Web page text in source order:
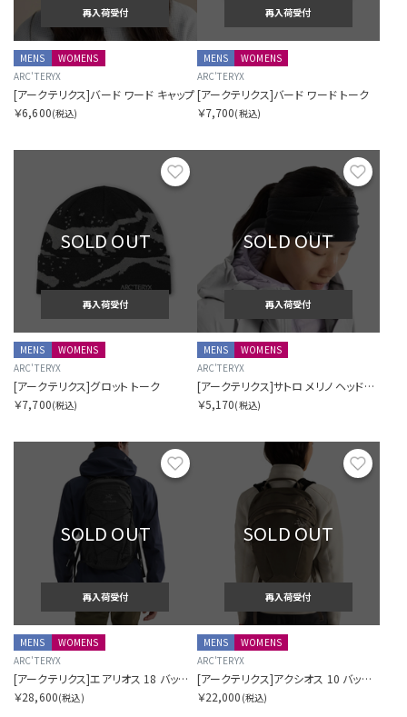
再入荷受付
MENS
WOMENS
ARC'TERYX
[アークテリクス]バード ワード キャップ
￥6,600(税込)
再入荷受付
MENS
WOMENS
ARC'TERYX
[アークテリクス]バード ワード トーク
￥7,700(税込)
お気に入り
SOLD OUT
再入荷受付
MENS
WOMENS
ARC'TERYX
[アークテリクス]グロット トーク
￥7,700(税込)
SOLD OUT
再入荷受付
MENS
WOMENS
ARC'TERYX
[アークテリクス]サトロ メリノ ヘッドバンド
￥5,170(税込)
お気に入り
SOLD OUT
再入荷受付
MENS
WOMENS
ARC'TERYX
[アークテリクス]エアリオス 18 バックパック
￥28,600(税込)
SOLD OUT
再入荷受付
MENS
WOMENS
ARC'TERYX
[アークテリクス]アクシオス 10 バックパック
￥22,000 (税込)